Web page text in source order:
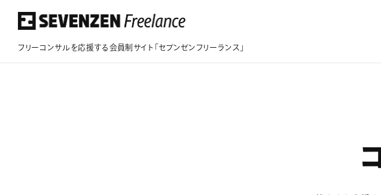
フリーコンサルを応援する会員制サイト「セブンゼンフリーランス」
フリーコンサルを応援する会員制サイト
「セブンゼンフリーランス」